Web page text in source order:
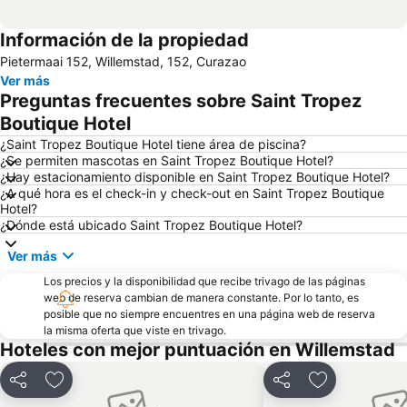
Información de la propiedad
Pietermaai 152, Willemstad, 152, Curazao
Ver más
Preguntas frecuentes sobre Saint Tropez
Boutique Hotel
¿Saint Tropez Boutique Hotel tiene área de piscina?
¿Se permiten mascotas en Saint Tropez Boutique Hotel?
¿Hay estacionamiento disponible en Saint Tropez Boutique Hotel?
¿A qué hora es el check-in y check-out en Saint Tropez Boutique
Hotel?
¿Dónde está ubicado Saint Tropez Boutique Hotel?
Ver más
Los precios y la disponibilidad que recibe trivago de las páginas
web de reserva cambian de manera constante. Por lo tanto, es
posible que no siempre encuentres en una página web de reserva
la misma oferta que viste en trivago.
Hoteles con mejor puntuación en Willemstad
CompartirAgregar a favoritos CompartirAgregar a